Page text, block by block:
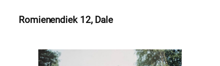
Romienendiek 12, Dale